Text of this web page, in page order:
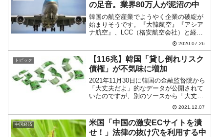
の足音。業界80万人が泥沼の中
韓国の航空産業でようやく企業の破綻が
始まりそうです。『大韓航空』『アシア
ナ航空』、LCC（格安航空会社）と経営
危機がさまざまに報じられてきました
が、これまでどの会社も公式には破綻
（倒産）認定されていません。しかし、
政府支援を受けられる企業、...
2020.07.26
トピック
【116兆】韓国「貸し倒れリスク
債権」が不気味に増加
2021年11月30日に韓国の金融監督院から
「大丈夫だよ」的なデータが公開されて
いたのですが、別のソースから「大丈夫
じゃないかも」というデータが公表され
ましたのでご紹介します。なんの話かと
いうと、韓国の銀行が抱える不良債権の
話です。まず金融...
2021.12.07
中国経済
米国「中国の激安ECサイトを潰
せ！」法律の抜け穴を利用する中